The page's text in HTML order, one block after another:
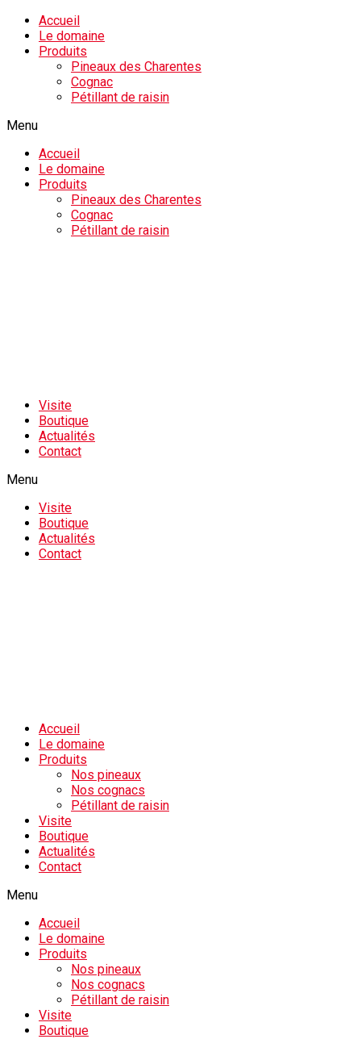
Accueil
Le domaine
Produits
Pineaux des Charentes
Cognac
Pétillant de raisin
Menu
Accueil
Le domaine
Produits
Pineaux des Charentes
Cognac
Pétillant de raisin
Visite
Boutique
Actualités
Contact
Menu
Visite
Boutique
Actualités
Contact
Accueil
Le domaine
Produits
Nos pineaux
Nos cognacs
Pétillant de raisin
Visite
Boutique
Actualités
Contact
Menu
Accueil
Le domaine
Produits
Nos pineaux
Nos cognacs
Pétillant de raisin
Visite
Boutique